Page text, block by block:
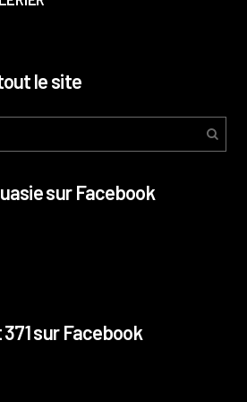
le site
sur Facebook
sur Facebook